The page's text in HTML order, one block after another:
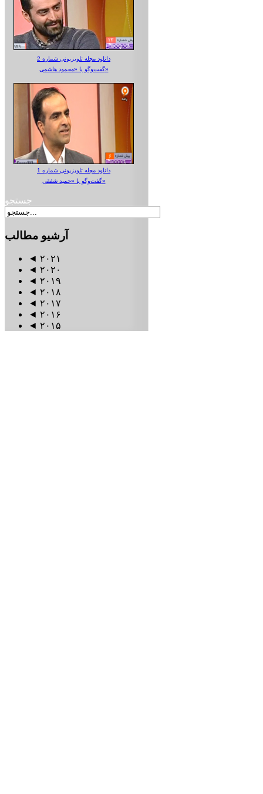
دانلود مجله تلویزیونی شماره 2
گفت‌وگو با «محمود هاشمی»
دانلود مجله تلویزیونی شماره 1
گفت‌وگو با «حمید شفقی»
جستجو
آرشیو مطالب
◄ ۲۰۲۱
◄ ۲۰۲۰
◄ ۲۰۱۹
◄ ۲۰۱۸
◄ ۲۰۱۷
◄ ۲۰۱۶
◄ ۲۰۱۵